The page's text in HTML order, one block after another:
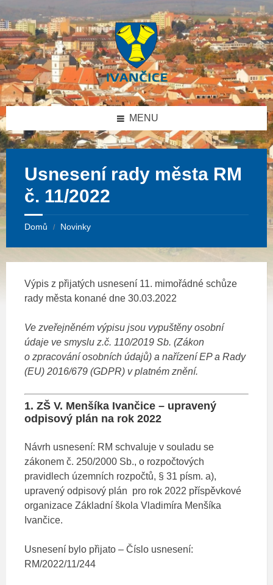
obsah
levý
panel
patičku
MENU
Usnesení rady města RM
č. 11/2022
Domů / Novinky
Výpis z přijatých usnesení 11. mimořádné schůze
rady města konané dne 30.03.2022
Ve zveřejněném výpisu jsou vypuštěny osobní
údaje ve smyslu z.č. 110/2019 Sb. (Zákon
o zpracování osobních údajů) a nařízení EP a Rady
(EU) 2016/679 (GDPR) v platném znění.
1. ZŠ V. Menšíka Ivančice – upravený
odpisový plán na rok 2022
Návrh usnesení: RM schvaluje v souladu se
zákonem č. 250/2000 Sb., o rozpočtových
pravidlech územních rozpočtů, § 31 písm. a),
upravený odpisový plán pro rok 2022 příspěvkové
organizace Základní škola Vladimíra Menšíka
Ivančice.
Usnesení bylo přijato – Číslo usnesení:
RM/2022/11/244